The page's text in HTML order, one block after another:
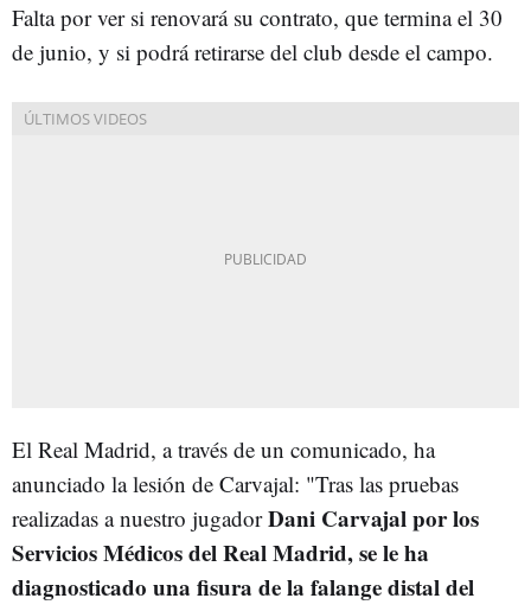
Falta por ver si renovará su contrato, que termina el 30
de junio, y si podrá retirarse del club desde el campo.
El Real Madrid, a través de un comunicado, ha
anunciado la lesión de Carvajal: "Tras las pruebas
realizadas a nuestro jugadorDani Carvajal por los
Servicios Médicos del Real Madrid, se le ha
diagnosticado una fisura de la falange distal del